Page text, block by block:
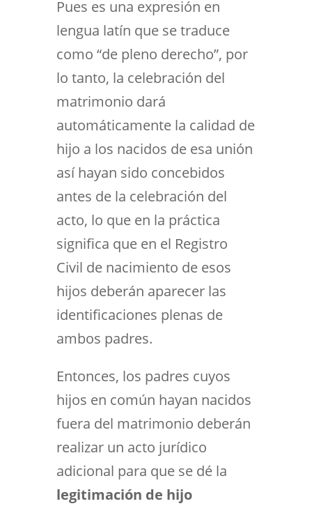
Pues es una expresión en
lengua latín que se traduce
como “de pleno derecho”, por
lo tanto, la celebración del
matrimonio dará
automáticamente la calidad de
hijo a los nacidos de esa unión
así hayan sido concebidos
antes de la celebración del
acto, lo que en la práctica
significa que en el Registro
Civil de nacimiento de esos
hijos deberán aparecer las
identificaciones plenas de
ambos padres.
Entonces, los padres cuyos
hijos en común hayan nacidos
fuera del matrimonio deberán
realizar un acto jurídico
adicional para que se dé la
legitimación de hijo